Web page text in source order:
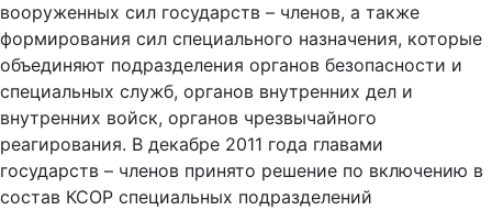
вооруженных сил государств – членов, а также
формирования сил специального назначения, которые
объединяют подразделения органов безопасности и
специальных служб, органов внутренних дел и
внутренних войск, органов чрезвычайного
реагирования. В декабре 2011 года главами
государств – членов принято решение по включению в
состав КСОР специальных подразделений